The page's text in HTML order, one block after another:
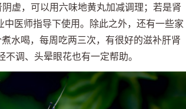
虚，可以用六味地黄丸加减调理；若是肾
医师指导下使用。除此之外，还有一些家
水喝，每周吃两三次，有很好的滋补肝肾
调、头晕眼花也有一定帮助。